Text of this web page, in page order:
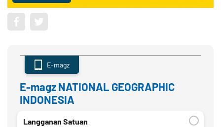
E-magz NATIONAL GEOGRAPHIC
INDONESIA
E-magz
Langganan Satuan